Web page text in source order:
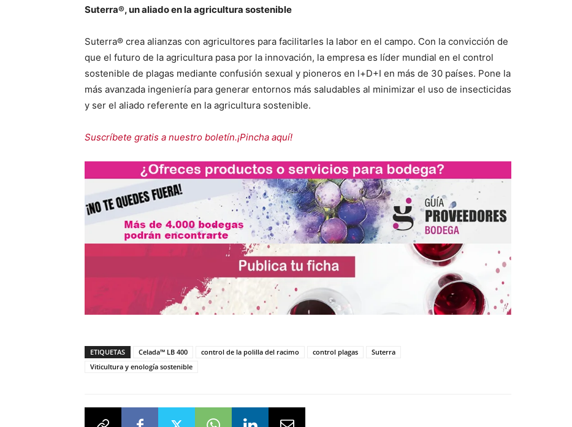
Suterra®, un aliado en la agricultura sostenible
Suterra® crea alianzas con agricultores para facilitarles la labor en el campo. Con la convicción de
que el futuro de la agricultura pasa por la innovación, la empresa es líder mundial en el control
sostenible de plagas mediante confusión sexual y pioneros en l+D+I en más de 30 países. Pone la
más avanzada ingeniería para generar entornos más saludables al minimizar el uso de insecticidas
y ser el aliado referente en la agricultura sostenible.
Suscríbete gratis a nuestro boletín.¡Pincha aquí!
ETIQUETAS Celada™ LB 400 control de la polilla del racimo control plagas
Suterra
Viticultura y enología sostenible